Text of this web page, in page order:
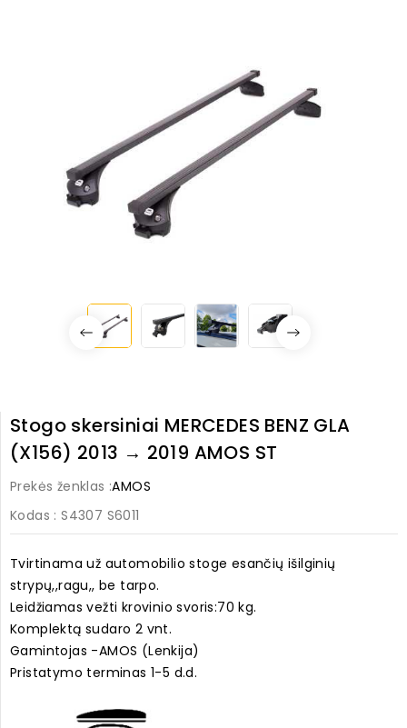
Stogo skersiniai MERCEDES BENZ GLA
(X156) 2013 → 2019 AMOS ST
Prekės ženklas :AMOS
Kodas : S4307 S6011
Tvirtinama už automobilio stoge esančių išilginių
strypų,,ragu,, be tarpo.
Leidžiamas vežti krovinio svoris:70 kg.
Komplektą sudaro 2 vnt.
Gamintojas -AMOS (Lenkija)
Pristatymo terminas 1-5 d.d.